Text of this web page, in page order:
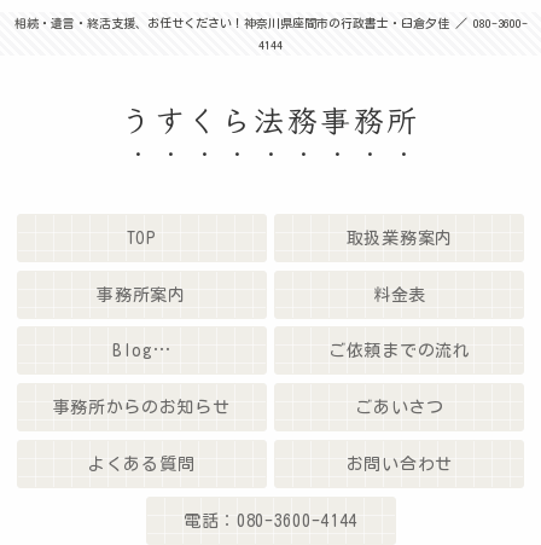
相続・遺言・終活支援、お任せください！神奈川県座間市の行政書士・臼倉夕佳 ／ 080-3600-
4144
うすくら法務事務所
TOP 取扱業務案内
事務所案内 料金表
Blog… ご依頼までの流れ
事務所からのお知らせ ごあいさつ
よくある質問 お問い合わせ
電話：080-3600-4144